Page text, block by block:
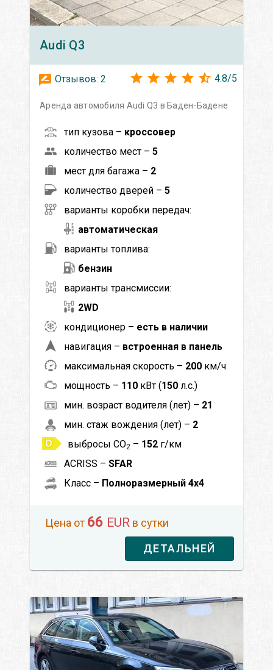
Audi Q3
Отзывов: 2 4.8/5
Аренда автомобиля Audi Q3 в Баден-Бадене
тип кузова – кроссовер
количество мест – 5
мест для багажа – 2
количество дверей – 5
варианты коробки передач:
автоматическая
варианты топлива:
бензин
варианты трансмиссии:
2WD
кондиционер – есть в наличии
навигация – встроенная в панель
максимальная скорость – 200 км/ч
мощность – 110 кВт (150 л.с.)
мин. возраст водителя (лет) – 21
мин. стаж вождения (лет) – 2
выбросы CO2 – 152 г/км
ACRISS – SFAR
Класс – Полноразмерный 4x4
Цена от 66 EUR в сутки
ДЕТАЛЬНЕЙ